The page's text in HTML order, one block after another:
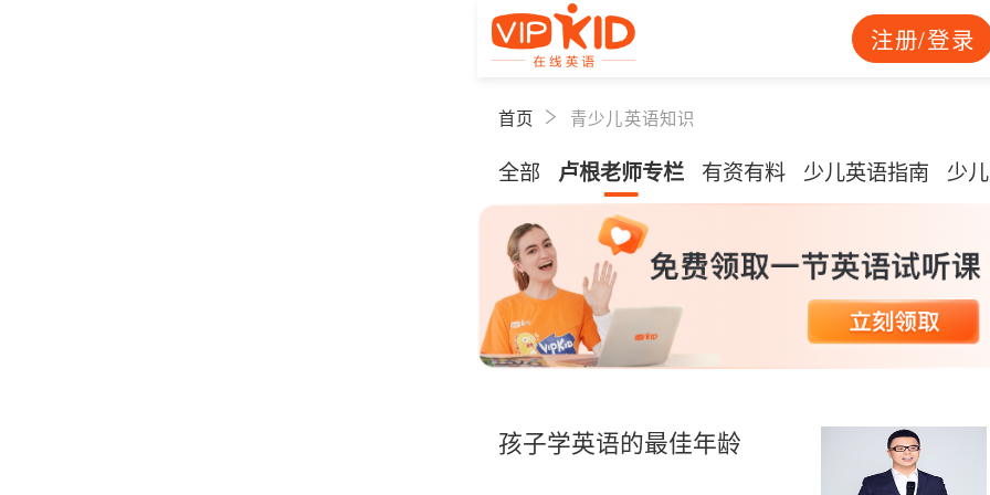
注册/登录
首页 青少儿英语知识
全部 卢根老师专栏 有资有料 少儿英语指南 少
孩子学英语的最佳年龄